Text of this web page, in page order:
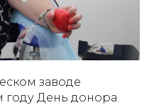
заводе
году День донора.